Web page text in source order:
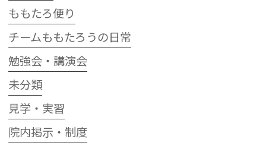
ももたろ便り
チームももたろうの日常
勉強会・講演会
未分類
見学・実習
院内掲示・制度